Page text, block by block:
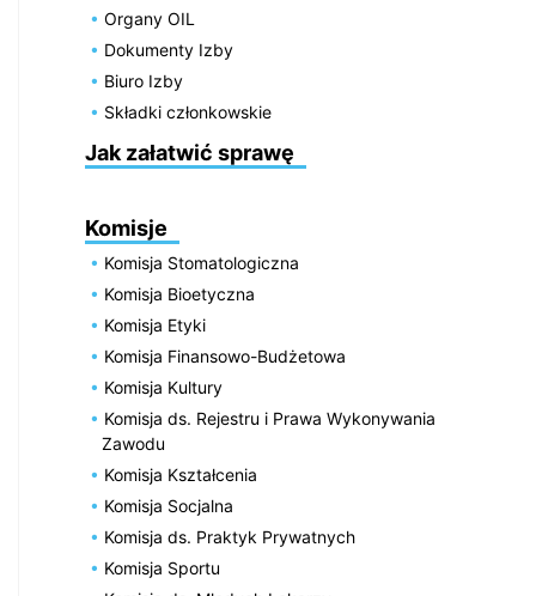
Organy OIL
Dokumenty Izby
Biuro Izby
Składki członkowskie
Jak załatwić sprawę
Komisje
Komisja Stomatologiczna
Komisja Bioetyczna
Komisja Etyki
Komisja Finansowo-Budżetowa
Komisja Kultury
Komisja ds. Rejestru i Prawa Wykonywania
Zawodu
Komisja Kształcenia
Komisja Socjalna
Komisja ds. Praktyk Prywatnych
Komisja Sportu